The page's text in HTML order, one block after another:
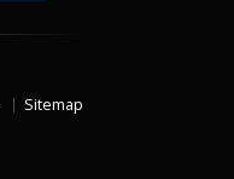
Sitemap